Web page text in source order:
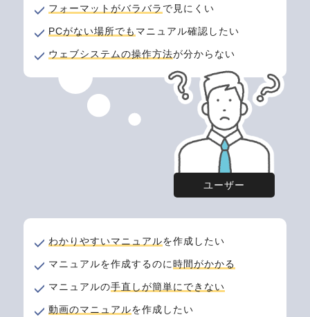
フォーマットがバラバラ で見にくい
PCがない場所でも マニュアル確認したい
ウェブシステムの操作方法が分からない
ユーザー
わかりやすいマニュアルを作成したい
マニュアルを作成するのに時間がかかる
マニュアルの手直しが簡単にできない
動画のマニュアルを作成したい